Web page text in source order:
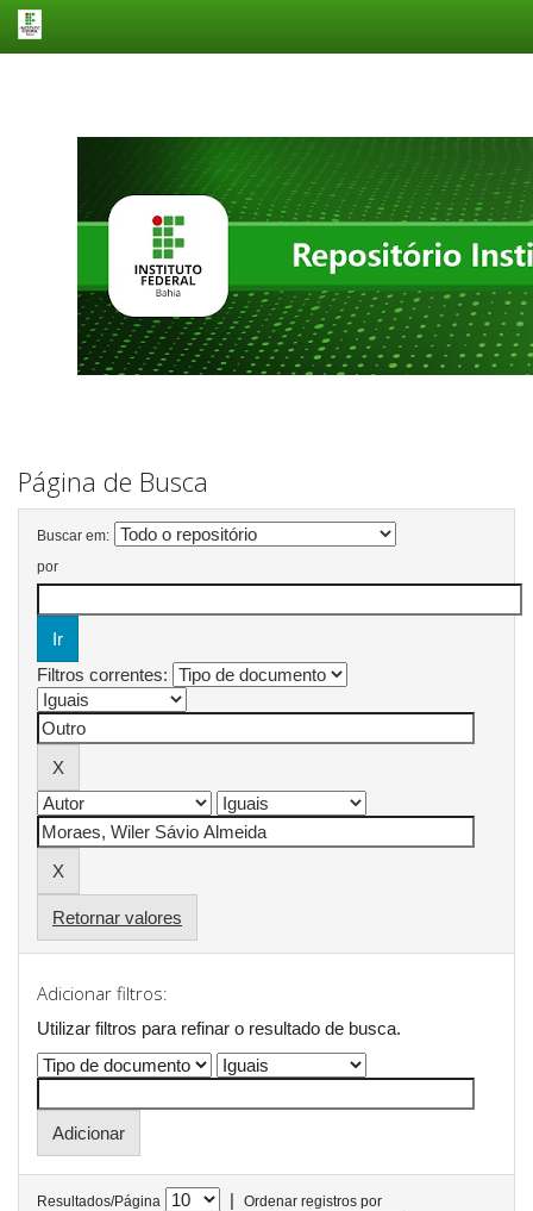
Página de Busca
Buscar em:
por
Filtros correntes:
Retornar valores
Adicionar filtros:
Utilizar filtros para refinar o resultado de busca.
Resultados/Página |
Ordenar registros por